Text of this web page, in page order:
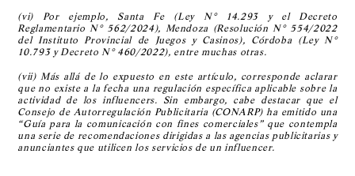
(vi) Por ejemplo, Santa Fe (Ley N° 14.293 y el Decreto
Reglamentario N° 562/2024), Mendoza (Resolución N° 554/2022
del Instituto Provincial de Juegos y Casinos), Córdoba (Ley N°
10.793 y Decreto N° 460/2022), entre muchas otras.
(vii) Más allá de lo expuesto en este artículo, corresponde aclarar
que no existe a la fecha una regulación específica aplicable sobre la
actividad de los influencers. Sin embargo, cabe destacar que el
Consejo de Autorregulación Publicitaria (CONARP) ha emitido una
“Guía para la comunicación con fines comerciales” que contempla
una serie de recomendaciones dirigidas a las agencias publicitarias y
anunciantes que utilicen los servicios de un influencer.